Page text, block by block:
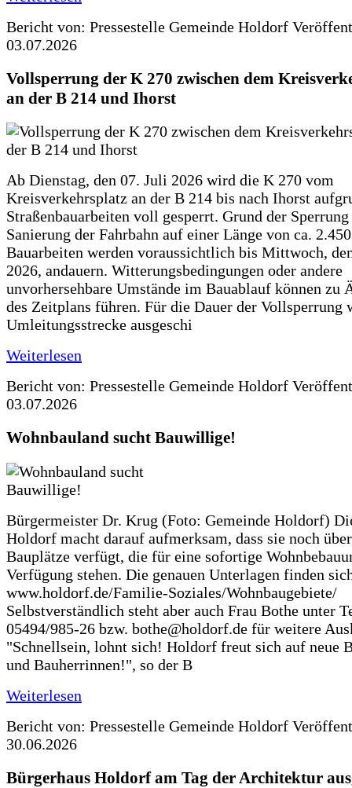
Bericht von: Pressestelle Gemeinde Holdorf
03.07.2026
Vollsperrung der K 270 zwischen dem
an der B 214 und Ihorst
Ab Dienstag, den 07. Juli 2026 wird die K 270 vom
Kreisverkehrsplatz an der B 214 bis nach Ihorst
Straßenbauarbeiten voll gesperrt. Grund der
Sanierung der Fahrbahn auf einer Länge von ca.
Bauarbeiten werden voraussichtlich bis Mittwoch,
2026, andauern. Witterungsbedingungen oder andere
unvorhersehbare Umstände im Bauablauf können zu
des Zeitplans führen. Für die Dauer der Vollsperrung
Umleitungsstrecke ausgeschi
Weiterlesen
Bericht von: Pressestelle Gemeinde Holdorf
03.07.2026
Wohnbauland sucht Bauwillige!
Bürgermeister Dr. Krug (Foto: Gemeinde Holdorf)
Holdorf macht darauf aufmerksam, dass sie noch
Bauplätze verfügt, die für eine sofortige
Verfügung stehen. Die genauen Unterlagen finden
www.holdorf.de/Familie-Soziales/Wohnbaugebiete/
Selbstverständlich steht aber auch Frau Bothe unter
05494/985-26 bzw. bothe@holdorf.de für weitere
"Schnellsein, lohnt sich! Holdorf freut sich auf neue
und Bauherrinnen!", so der B
Weiterlesen
Bericht von: Pressestelle Gemeinde Holdorf
30.06.2026
Bürgerhaus Holdorf am Tag der Architektur